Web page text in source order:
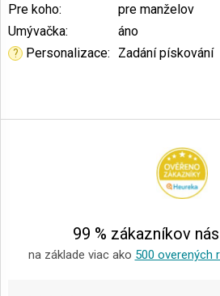
Pre koho:
pre manželov
Umývačka: áno
? Personalizace: Zadání pískování
á
99 % zákazníkov
na základe viac ako 500 overených